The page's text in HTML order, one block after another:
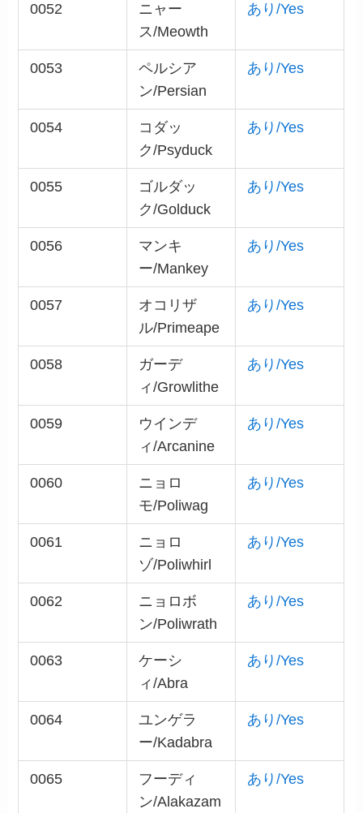
0052
ニャー
ス/Meowth
あり/Yes
0053
ペルシア
ン/Persian
あり/Yes
0054
コダッ
ク/Psyduck
あり/Yes
0055
ゴルダッ
ク/Golduck
あり/Yes
0056
マンキ
ー/Mankey
あり/Yes
0057
オコリザ
ル/Primeape
あり/Yes
0058
ガーデ
ィ/Growlithe
あり/Yes
0059
ウインデ
ィ/Arcanine
あり/Yes
0060
ニョロ
モ/Poliwag
あり/Yes
0061
ニョロ
ゾ/Poliwhirl
あり/Yes
0062
ニョロボ
ン/Poliwrath
あり/Yes
0063
ケーシ
ィ/Abra
あり/Yes
0064
ユンゲラ
ー/Kadabra
あり/Yes
0065
フーディ
ン/Alakazam
あり/Yes